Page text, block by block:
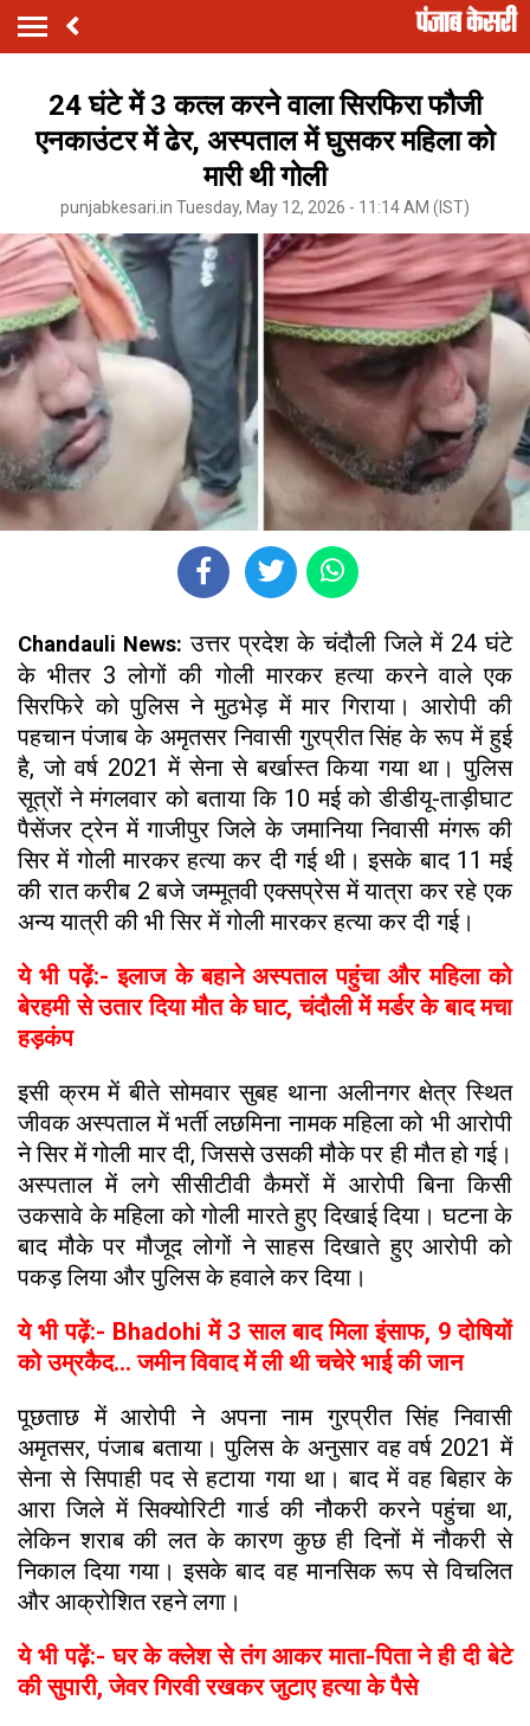
24 घंटे में 3 कत्ल करने वाला सिरफिरा फौजी
एनकाउंटर में ढेर, अस्पताल में घुसकर महिला को
मारी थी गोली
punjabkesari.in Tuesday, May 12, 2026 - 11:14 AM (IST)
Chandauli News: उत्तर प्रदेश के चंदौली जिले में 24 घंटे
के भीतर 3 लोगों की गोली मारकर हत्या करने वाले एक
सिरफिरे को पुलिस ने मुठभेड़ में मार गिराया। आरोपी की
पहचान पंजाब के अमृतसर निवासी गुरप्रीत सिंह के रूप में हुई
है, जो वर्ष 2021 में सेना से बर्खास्त किया गया था। पुलिस
सूत्रों ने मंगलवार को बताया कि 10 मई को डीडीयू-ताड़ीघाट
पैसेंजर ट्रेन में गाजीपुर जिले के जमानिया निवासी मंगरू की
सिर में गोली मारकर हत्या कर दी गई थी। इसके बाद 11 मई
की रात करीब 2 बजे जम्मूतवी एक्सप्रेस में यात्रा कर रहे एक
अन्य यात्री की भी सिर में गोली मारकर हत्या कर दी गई।
ये भी पढ़ें:- इलाज के बहाने अस्पताल पहुंचा और महिला को
बेरहमी से उतार दिया मौत के घाट, चंदौली में मर्डर के बाद मचा
हड़कंप
इसी क्रम में बीते सोमवार सुबह थाना अलीनगर क्षेत्र स्थित
जीवक अस्पताल में भर्ती लछमिना नामक महिला को भी आरोपी
ने सिर में गोली मार दी, जिससे उसकी मौके पर ही मौत हो गई।
अस्पताल में लगे सीसीटीवी कैमरों में आरोपी बिना किसी
उकसावे के महिला को गोली मारते हुए दिखाई दिया। घटना के
बाद मौके पर मौजूद लोगों ने साहस दिखाते हुए आरोपी को
पकड़ लिया और पुलिस के हवाले कर दिया।
ये भी पढ़ें:- Bhadohi में 3 साल बाद मिला इंसाफ, 9 दोषियों
को उम्रकैद... जमीन विवाद में ली थी चचेरे भाई की जान
पूछताछ में आरोपी ने अपना नाम गुरप्रीत सिंह निवासी
अमृतसर, पंजाब बताया। पुलिस के अनुसार वह वर्ष 2021 में
सेना से सिपाही पद से हटाया गया था। बाद में वह बिहार के
आरा जिले में सिक्योरिटी गार्ड की नौकरी करने पहुंचा था,
लेकिन शराब की लत के कारण कुछ ही दिनों में नौकरी से
निकाल दिया गया। इसके बाद वह मानसिक रूप से विचलित
और आक्रोशित रहने लगा।
ये भी पढ़ें:- घर के क्लेश से तंग आकर माता-पिता ने ही दी बेटे
की सुपारी, जेवर गिरवी रखकर जुटाए हत्या के पैसे